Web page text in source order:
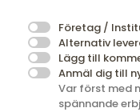
Företag /
Alternativ
Lägg till
Anmäl dig till
Var först med
spännande